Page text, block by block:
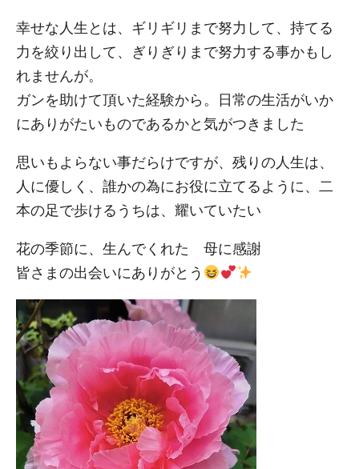
幸せな人生とは、ギリギリまで努力して、持てる
力を絞り出して、ぎりぎりまで努力する事かもし
れませんが。
ガンを助けて頂いた経験から。日常の生活がいか
にありがたいものであるかと気がつきました
思いもよらない事だらけですが、残りの人生は、
人に優しく、誰かの為にお役に立てるように、二
本の足で歩けるうちは、耀いていたい
花の季節に、生んでくれた 母に感謝
皆さまの出会いにありがとう